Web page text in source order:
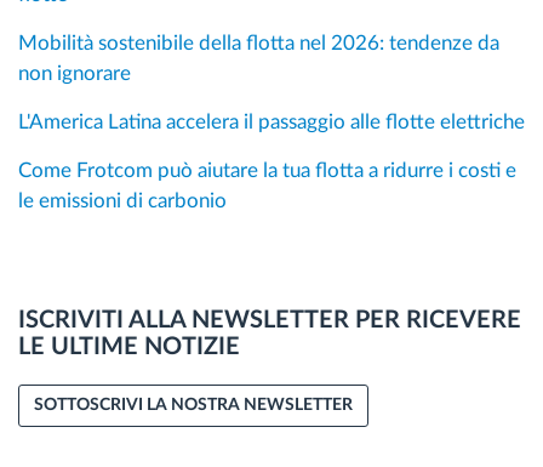
Mobilità sostenibile della flotta nel 2026: tendenze da
non ignorare
L'America Latina accelera il passaggio alle flotte elettriche
Come Frotcom può aiutare la tua flotta a ridurre i costi e
le emissioni di carbonio
ISCRIVITI ALLA NEWSLETTER PER RICEVERE
LE ULTIME NOTIZIE
SOTTOSCRIVI LA NOSTRA NEWSLETTER